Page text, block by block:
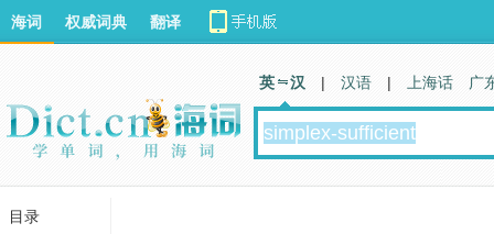
海词 权威词典 翻译
英 汉 | 汉语 | 上海话 广
目录